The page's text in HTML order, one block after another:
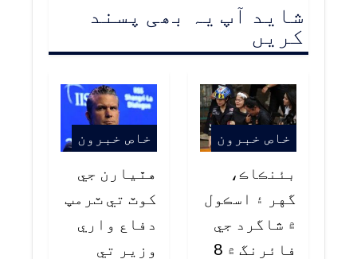
شاید آپ یہ بھی پسند
کریں
خاص خبرون
بئنڪاڪ،
گهر ۽ اسڪول
۾ شاگرد جي
فائرنگ ۾ 8
خاص خبرون
هٿيارن جي
کوٽ تي ٽرمپ
دفاع واري
وزير تي